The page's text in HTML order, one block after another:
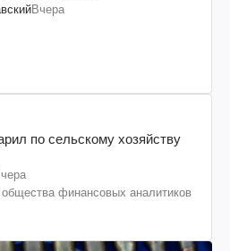
Вчера
по сельскому хозяйству
общества финансовых аналитиков